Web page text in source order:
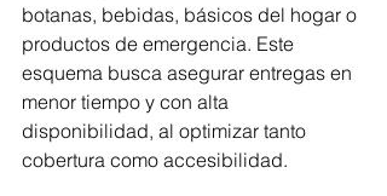
botanas, bebidas, básicos del hogar o
productos de emergencia. Este
esquema busca asegurar entregas en
menor tiempo y con alta
disponibilidad, al optimizar tanto
cobertura como accesibilidad.